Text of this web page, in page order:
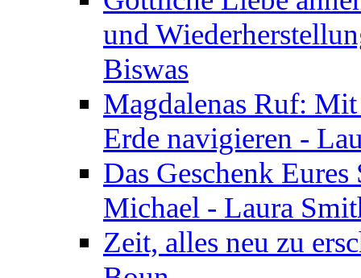
und
Biswas
Magdalenas Ruf:
Erde navigieren -
Das Geschenk
Michael - Laura
Zeit, alles neu zu